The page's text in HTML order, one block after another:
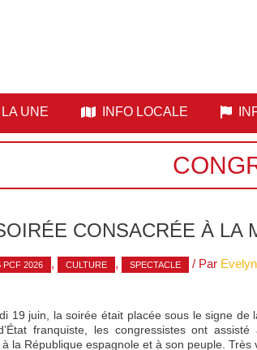
UNE INFO LOCALE
CONSACRÉE À LA
PCF 2026 , CULTURE , SPECTACLE / Par
19 juin, la soirée était placée sous le signe de
franquiste, les congressistes ont
la République espagnole et à son peuple. Très